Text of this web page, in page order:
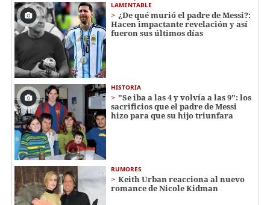
LAMENTABLE
¿De qué murió el padre de Messi?:
Hacen impactante revelación y así
fueron sus últimos días
HISTORIA
"Se iba a las 4 y volvía a las 9": los
sacrificios que el padre de Messi
hizo para que su hijo triunfara
RUMORES
Keith Urban reacciona al nuevo
romance de Nicole Kidman